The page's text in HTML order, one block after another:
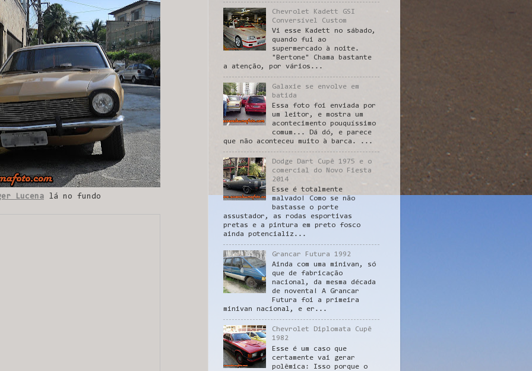
Lucena lá no fundo
Chevrolet Kadett GSI
Conversível Custom
Vi esse Kadett no sábado,
quando fui ao
supermercado à noite.
"Bertone" Chama bastante
a atenção, por vários...
Galaxie se envolve em
batida
Essa foto foi enviada por
um leitor, e mostra um
acontecimento pouquíssimo
comum... Dá dó, e parece
que não aconteceu muito à barca. ...
Dodge Dart Cupê 1975 e o
comercial do Novo Fiesta
2014
Esse é totalmente
malvado! Como se não
bastasse o porte
assustador, as rodas esportivas
pretas e a pintura em preto fosco
ainda potencializ...
Grancar Futura 1992
Ainda com uma minivan, só
que de fabricação
nacional, da mesma década
de noventa! A Grancar
Futura foi a primeira
minivan nacional, e er...
Chevrolet Diplomata Cupê
1982
Esse é um caso que
certamente vai gerar
polêmica: Isso porque o